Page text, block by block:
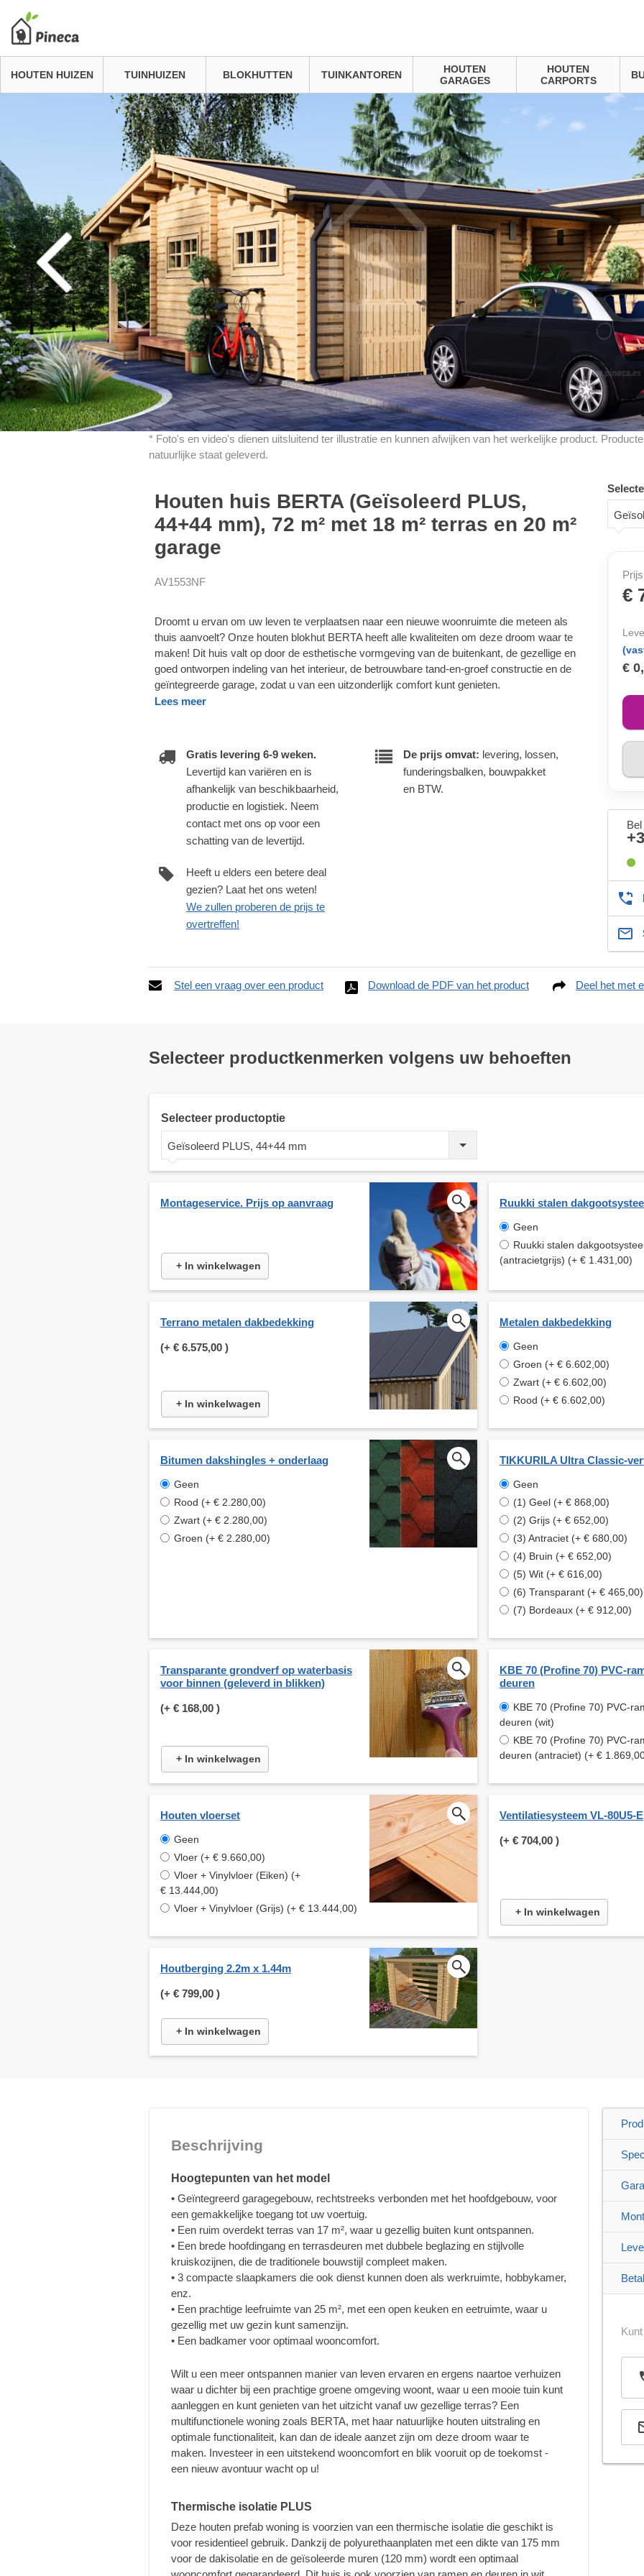
HOUTEN HUIZEN TUINHUIZEN BLOKHUTTEN TUINKANTOREN
HOUTEN
GARAGES
HOUTEN
CARPORTS
* Foto's en video's dienen uitsluitend ter illustratie en kunnen afwijken van het werkelijke product.
natuurlijke staat geleverd.
Houten huis BERTA (Geïsoleerd PLUS,
44+44 mm), 72 m² met 18 m² terras en 20 m²
garage
AV1553NF
Droomt u ervan om uw leven te verplaatsen naar een nieuwe woonruimte die meteen als
thuis aanvoelt? Onze houten blokhut BERTA heeft alle kwaliteiten om deze droom waar te
maken! Dit huis valt op door de esthetische vormgeving van de buitenkant, de gezellige en
goed ontworpen indeling van het interieur, de betrouwbare tand-en-groef constructie en de
geïntegreerde garage, zodat u van een uitzonderlijk comfort kunt genieten.
Lees meer
Gratis levering 6-9 weken.
Levertijd kan variëren en is
afhankelijk van beschikbaarheid,
productie en logistiek. Neem
contact met ons op voor een
schatting van de levertijd.
De prijs omvat: levering, lossen,
funderingsbalken, bouwpakket
en BTW.
Heeft u elders een betere deal
gezien? Laat het ons weten!
We zullen proberen de prijs te
overtreffen!
€
€
Stel een vraag over een product Download de PDF van het product Deel het met
Selecteer productkenmerken volgens uw behoeften
Selecteer productoptie
Geïsoleerd PLUS, 44+44 mm
Montageservice. Prijs op aanvraag
+ In winkelwagen
Ruukki stalen
Geen
Ruukki stalen
(antracietgrijs) (+ € 1.431,00)
Terrano metalen dakbedekking
(+ € 6.575,00 )
+ In winkelwagen
Metalen dakbedekking
Geen
Groen (+ € 6.602,00)
Zwart (+ € 6.602,00)
Rood (+ € 6.602,00)
Bitumen dakshingles + onderlaag
Geen
Rood (+ € 2.280,00)
Zwart (+ € 2.280,00)
Groen (+ € 2.280,00)
TIKKURILA Ultra Classic-
Geen
(1) Geel (+ € 868,00)
(2) Grijs (+ € 652,00)
(3) Antraciet (+ € 680,00)
(4) Bruin (+ € 652,00)
(5) Wit (+ € 616,00)
(6) Transparant (+ € 465,00)
(7) Bordeaux (+ € 912,00)
Transparante grondverf op waterbasis
voor binnen (geleverd in blikken)
(+ € 168,00 )
+ In winkelwagen
KBE 70 (Profine 70) PVC-
deuren
KBE 70 (Profine 70) PVC-
deuren (wit)
KBE 70 (Profine 70) PVC-
deuren (antraciet) (+ €
Houten vloerset
Geen
Vloer (+ € 9.660,00)
Vloer + Vinylvloer (Eiken) (+
€ 13.444,00)
Vloer + Vinylvloer (Grijs) (+ € 13.444,00)
Ventilatiesysteem VL-80U5-E
(+ € 704,00 )
+ In winkelwagen
Houtberging 2.2m x 1.44m
(+ € 799,00 )
+ In winkelwagen
Beschrijving
Hoogtepunten van het model
• Geïntegreerd garagegebouw, rechtstreeks verbonden met het hoofdgebouw, voor
een gemakkelijke toegang tot uw voertuig.
• Een ruim overdekt terras van 17 m², waar u gezellig buiten kunt ontspannen.
• Een brede hoofdingang en terrasdeuren met dubbele beglazing en stijlvolle
kruiskozijnen, die de traditionele bouwstijl compleet maken.
• 3 compacte slaapkamers die ook dienst kunnen doen als werkruimte, hobbykamer,
enz.
• Een prachtige leefruimte van 25 m², met een open keuken en eetruimte, waar u
gezellig met uw gezin kunt samenzijn.
• Een badkamer voor optimaal wooncomfort.
Wilt u een meer ontspannen manier van leven ervaren en ergens naartoe verhuizen
waar u dichter bij een prachtige groene omgeving woont, waar u een mooie tuin kunt
aanleggen en kunt genieten van het uitzicht vanaf uw gezellige terras? Een
multifunctionele woning zoals BERTA, met haar natuurlijke houten uitstraling en
optimale functionaliteit, kan dan de ideale aanzet zijn om deze droom waar te
maken. Investeer in een uitstekend wooncomfort en blik vooruit op de toekomst -
een nieuw avontuur wacht op u!
Thermische isolatie PLUS
Deze houten prefab woning is voorzien van een thermische isolatie die geschikt is
voor residentieel gebruik. Dankzij de polyurethaanplaten met een dikte van 175 mm
voor de dakisolatie en de geïsoleerde muren (120 mm) wordt een optimaal